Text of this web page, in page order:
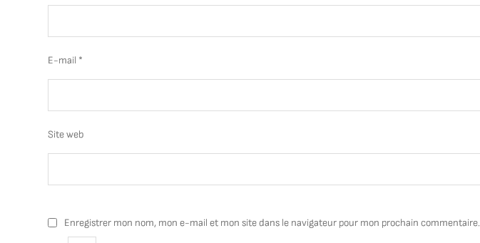
E-mail *
Site web
Enregistrer mon nom, mon e-mail et mon site dans le navigateur pour mon prochain commentaire.